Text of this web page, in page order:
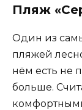
Пляж
Один из
пляжей
нём есть не
больше.